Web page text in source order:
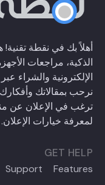
أهلاً بك في نقطة
الذكية، مراجعات
الإلكترونية والشراء
نرحب بمقالاتك
ترغب في الإعلان عن
لمعرفة خيارات الإعلان.
GET HELP
Features
Support